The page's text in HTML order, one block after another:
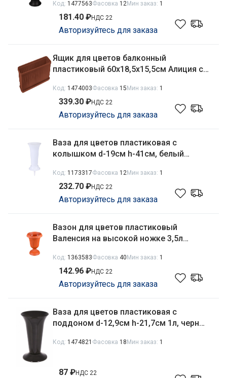
Код: 1477563Фасовка 12Мин заказ: 1
181.40 ₽НДС 22
Авторизуйтесь для заказа
Ящик для цветов балконный
пластиковый 60х18,5х15,5см Алиция с
Код: 1474003Фасовка 15Мин заказ: 1
339.30 ₽НДС 22
Авторизуйтесь для заказа
Ваза для цветов пластиковая с
колышком d-19см h-41см, белый
Код: 1173317Фасовка 12Мин заказ: 1
232.70 ₽НДС 22
Авторизуйтесь для заказа
Вазон для цветов пластиковый
Валенсия на высокой ножке 3,5л
Код: 1363583Фасовка 40Мин заказ: 1
142.96 ₽НДС 22
Авторизуйтесь для заказа
Ваза для цветов пластиковая с
поддоном d-12,9см h-21,7см 1л, черный
Код: 1474821 Фасовка 18Мин заказ: 1
87 ₽НДС 22